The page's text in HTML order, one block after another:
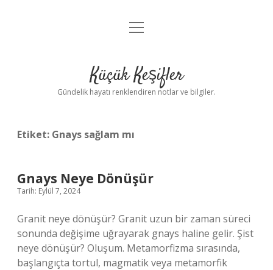
Anasayfa
Yasal Uyarı
menüyü
Küçük Keşifler
Gündelik hayatı renklendiren notlar ve bilgiler.
Etiket: Gnays sağlam mı
Gnays Neye Dönüşür
Tarih: Eylül 7, 2024
Granit neye dönüşür? Granit uzun bir zaman süreci
sonunda değişime uğrayarak gnays haline gelir. Şist
neye dönüşür? Oluşum. Metamorfizma sırasında,
başlangıçta tortul, magmatik veya metamorfik